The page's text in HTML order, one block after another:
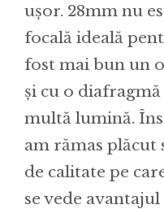
ușor. 28mm nu
focală ideală
fost mai bun un
și cu o diafragmă
multă lumină.
am rămas
de calitate pe
se vede